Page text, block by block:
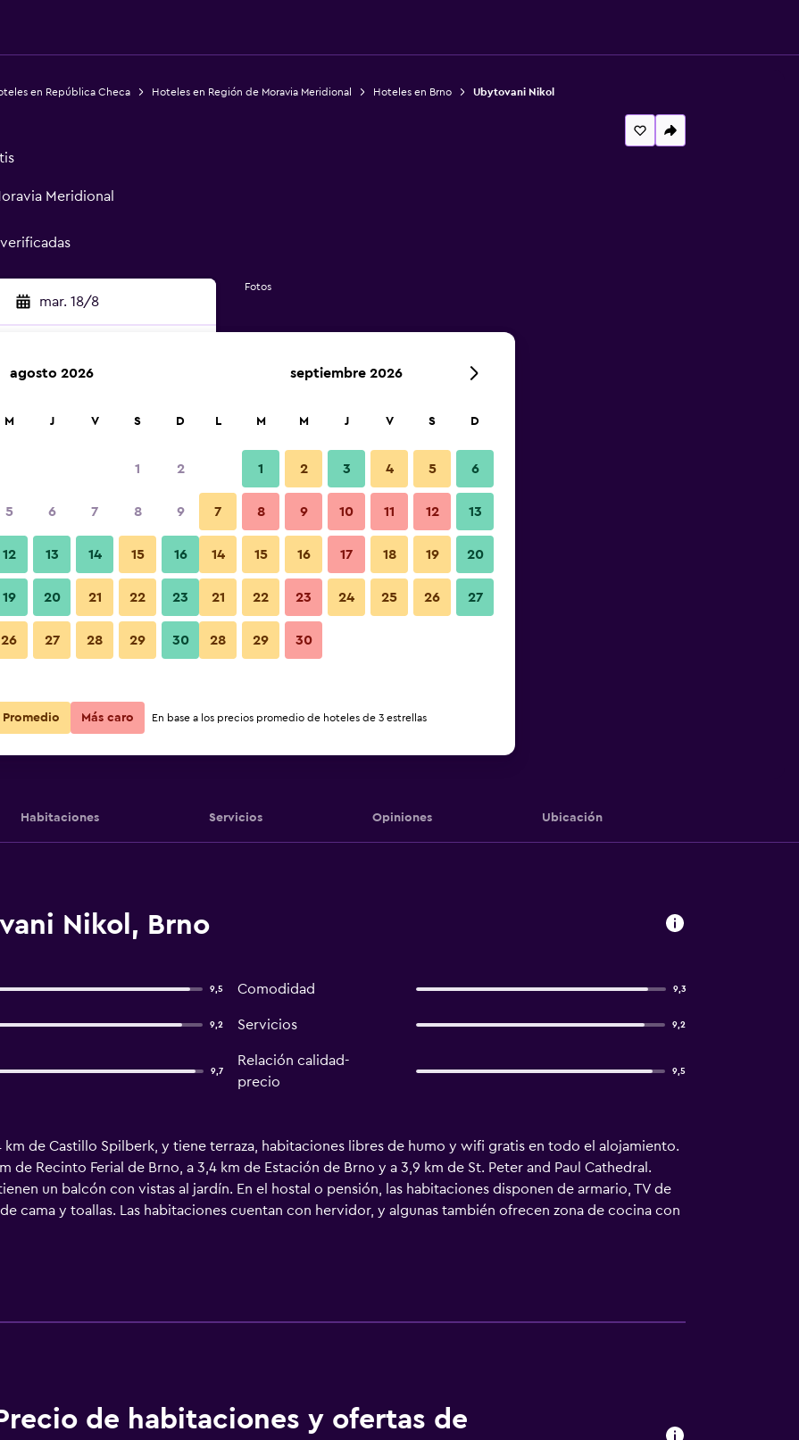
en República Checa Hoteles en Región de Moravia Meridional Hoteles en Brno Ubytovani Nikol
Meridional
mar. 18/8
Total noche
$73 Ver oferta
Fotos
Habitaciones Servicios Opiniones Ubicación
Nikol, Brno
9,5 Comodidad 9,3
9,2 Servicios 9,2
9,7
Relación calidad-
precio
9,5
km de Castillo Spilberk, y tiene terraza, habitaciones libres de humo y wifi gratis en todo el alojamiento.
de Recinto Ferial de Brno, a 3,4 km de Estación de Brno y a 3,9 km de St. Peter and Paul Cathedral.
un balcón con vistas al jardín. En el hostal o pensión, las habitaciones disponen de armario, TV de
cama y toallas. Las habitaciones cuentan con hervidor, y algunas también ofrecen zona de cocina con
unidades cuentan con nevera. La clientela puede practicar actividades en Brno y alrededores, como
está a 5,3 km del alojamiento, y Circuito de Brno está a 19 km. El aeropuerto (Aeropuerto de Brno-
de habitaciones y ofertas de
agosto 2026
M J V S D
1 2
5 6 7 8 9
12 13 14 15 16
19 20 21 22 23
26 27 28 29 30
septiembre 2026
L M M J V S D
1 2 3 4 5 6
7 8 9 10 11 12 13
14 15 16 17 18 19 20
21 22 23 24 25 26 27
28 29 30
Promedio Más caro En base a los precios promedio de hoteles de 3 estrellas